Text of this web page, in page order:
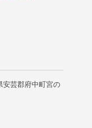
芸郡府中町宮の